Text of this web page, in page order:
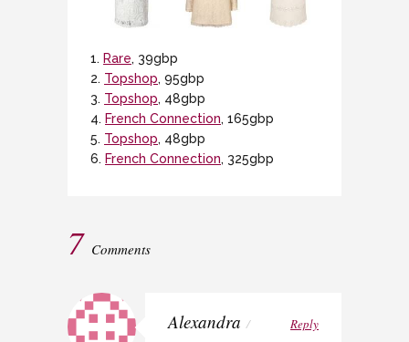
1. Rare, 39gbp
2. Topshop, 95gbp
3. Topshop, 48gbp
4. French Connection, 165gbp
5. Topshop, 48gbp
6. French Connection, 325gbp
7 Comments
Alexandra /
Reply